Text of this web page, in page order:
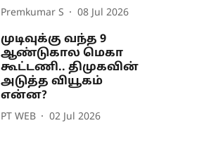
Premkumar S 08 Jul 2026
முடிவுக்கு வந்த 9
ஆண்டுகால மெகா
கூட்டணி.. திமுகவின்
அடுத்த வியூகம்
என்ன?
PT WEB 02 Jul 2026